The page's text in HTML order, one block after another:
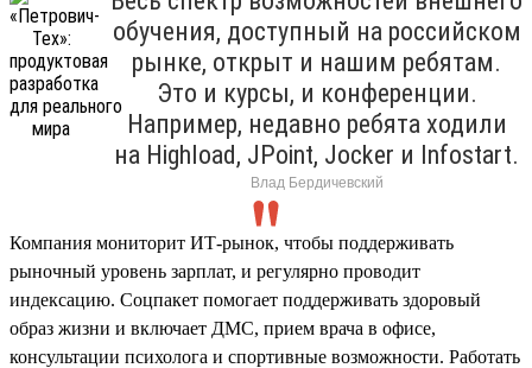
обучения, доступный на российском
рынке, открыт и нашим ребятам.
Это и курсы, и конференции.
Например, недавно ребята ходили
на Highload, JPoint, Jocker и Infostart.
Влад Бердичевский
Компания мониторит ИТ-рынок, чтобы поддерживать
рыночный уровень зарплат, и регулярно проводит
индексацию. Соцпакет помогает поддерживать здоровый
образ жизни и включает ДМС, прием врача в офисе,
консультации психолога и спортивные возможности. Работать